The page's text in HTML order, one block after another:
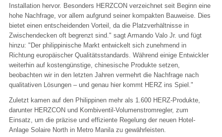
Installation hervor. Besonders HERZCON verzeichnet seit Beginn eine
hohe Nachfrage, vor allem aufgrund seiner kompakten Bauweise. Dies
bietet einen entscheidenden Vorteil, da die Platzverhältnisse in
Zwischendecken oft begrenzt sind." sagt Armando Valo Jr. und fügt
hinzu: "Der philippinische Markt entwickelt sich zunehmend in
Richtung europäischer Qualitätsstandards. Während einige Entwickler
weiterhin auf kostengünstige, chinesische Produkte setzen,
beobachten wir in den letzten Jahren vermehrt die Nachfrage nach
qualitativen Lösungen – und genau hier kommt HERZ ins Spiel."
Zuletzt kamen auf den Philippinen mehr als 1.600 HERZ-Produkte,
darunter HERZCON und Kombiventil-Volumenstromregler, zum
Einsatz, um die präzise und effiziente Regelung der neuen Hotel-
Anlage Solaire North in Metro Manila zu gewährleisten.